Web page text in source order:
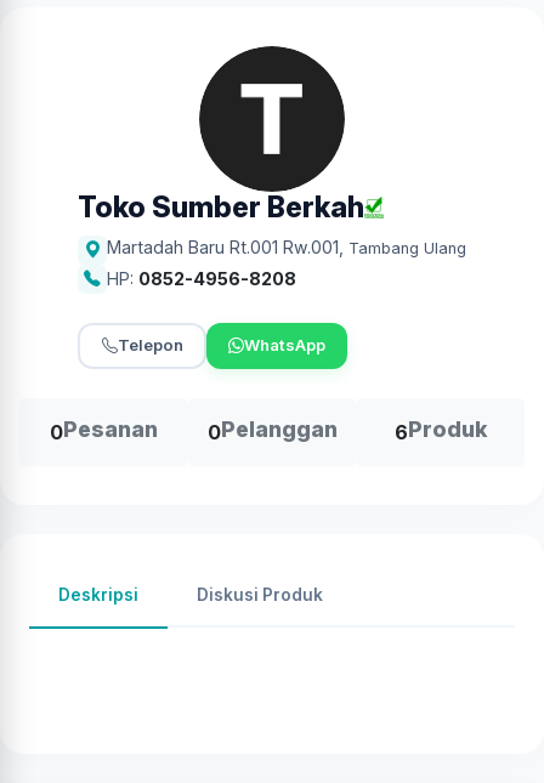
Toko Sumber Berkah
Martadah Baru Rt.001 Rw.001 Tambang Ulang
HP: 0852-4956-8208
Telepon WhatsApp
0Pesanan 0Pelanggan 6Produk
Deskripsi Diskusi Produk